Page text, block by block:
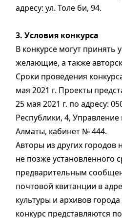
адресу: ул. Толе би, 94.
3. Условия конкурса
В конкурсе могут принять
желающие, а также
Сроки проведения
мая 2021 г. Проекты
25 мая 2021 г. по адресу:
Республики, 4, Управление
Алматы, кабинет № 444.
Авторы из других городов
не позже установленного
предварительным
почтовой квитанции в
культуры и архивов
конкурс представляются